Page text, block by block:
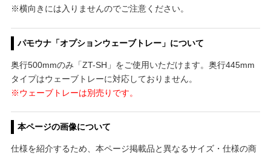
※横向きには入りませんのでご注意ください。
パモウナ「オプションウェーブトレー」について
奥行500mmのみ「ZT-SH」をご使用いただけます。奥行445mm
タイプはウェーブトレーに対応しておりません。
※ウェーブトレーは別売りです。
本ページの画像について
仕様を紹介するため、本ページ掲載品と異なるサイズ・仕様の商